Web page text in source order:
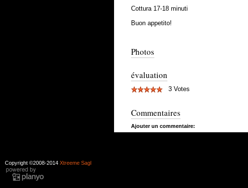
Cottura 17-18 minuti
Buon appetito!
Photos
évaluation
3 Votes
Commentaires
Ajouter un commentaire:
Copyright ©2008-2014 Xtreeme Sagl